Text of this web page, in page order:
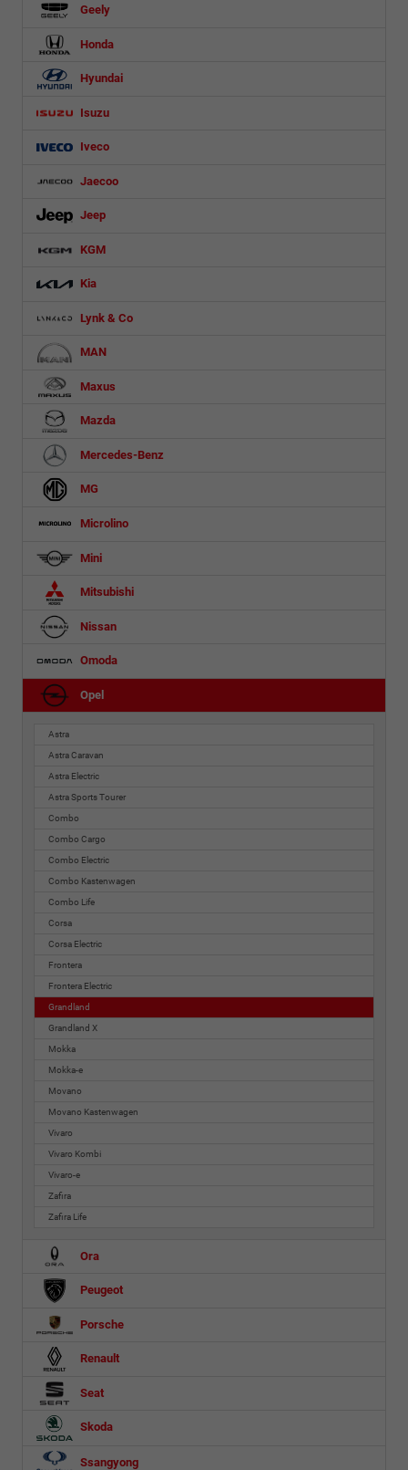
Geely
Honda
Hyundai
Isuzu
Iveco
Jaecoo
Jeep
KGM
Kia
Lynk & Co
MAN
Maxus
Mazda
Mercedes-Benz
MG
Microlino
Mini
Mitsubishi
Nissan
Omoda
Opel
Astra
Astra Caravan
Astra Electric
Astra Sports Tourer
Combo
Combo Cargo
Combo Electric
Combo Kastenwagen
Combo Life
Corsa
Corsa Electric
Frontera
Frontera Electric
Grandland
Grandland X
Mokka
Mokka-e
Movano
Movano Kastenwagen
Vivaro
Vivaro Kombi
Vivaro-e
Zafira
Zafira Life
Ora
Peugeot
Porsche
Renault
Seat
Skoda
Ssangyong